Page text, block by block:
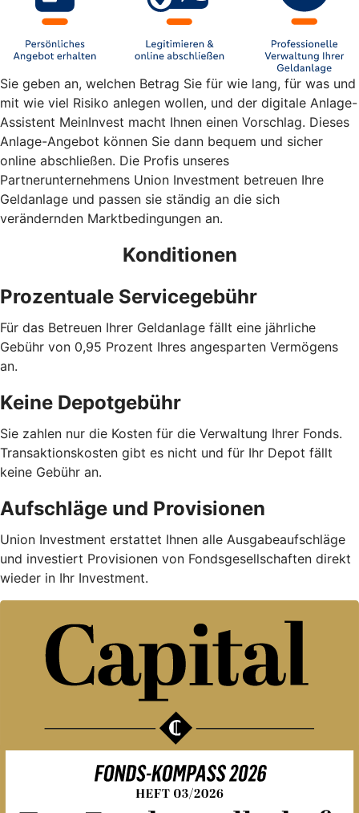
Sie geben an, welchen Betrag Sie für wie lang, für was und
mit wie viel Risiko anlegen wollen, und der digitale Anlage-
Assistent MeinInvest macht Ihnen einen Vorschlag. Dieses
Anlage-Angebot können Sie dann bequem und sicher
online abschließen. Die Profis unseres
Partnerunternehmens Union Investment betreuen Ihre
Geldanlage und passen sie ständig an die sich
verändernden Marktbedingungen an.
Konditionen
Prozentuale Servicegebühr
Für das Betreuen Ihrer Geldanlage fällt eine jährliche
Gebühr von 0,95 Prozent Ihres angesparten Vermögens
an.
Keine Depotgebühr
Sie zahlen nur die Kosten für die Verwaltung Ihrer Fonds.
Trans­aktions­kosten gibt es nicht und für Ihr Depot fällt
keine Gebühr an.
Aufschläge und Provisionen
Union Investment erstattet Ihnen alle Ausgabe­auf­schläge
und investiert Provisionen von Fondsgesellschaften direkt
wieder in Ihr Investment.